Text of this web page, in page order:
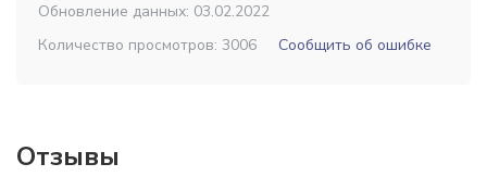
Обновление данных: 03.02.2022
Количество просмотров: 3006
Сообщить об ошибке
Отзывы